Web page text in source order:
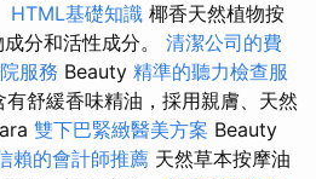
HTML基礎知識 椰香天然植物按
分和活性成分。 清潔公司的費
服務 Beauty 精準的聽力檢查服
舒緩香味精油，採用親膚、天然
雙下巴緊緻醫美方案 Beauty
賴的會計師推薦 天然草本按摩油